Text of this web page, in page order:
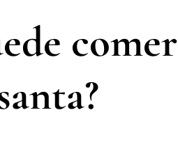
comer